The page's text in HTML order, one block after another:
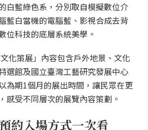
白藍綠色系，分別取自模擬數位介
藍白當機的電腦藍、影視合成去背
位科技的底層系統美學。
化策展」內容包含戶外地景、文化
選館及國立臺灣工藝研究發展中心
為期1個月的展出時間，讓民眾在更
感受不同層次的展覽內容策劃。
約入場方式一次看